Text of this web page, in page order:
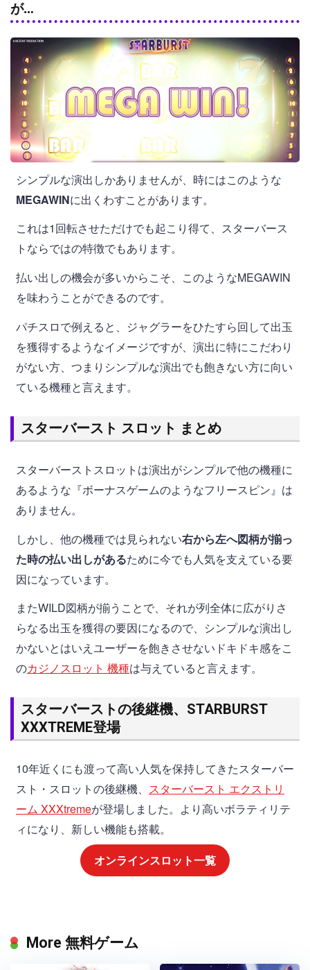
が…
シンプルな演出しかありませんが、時にはこのような
MEGAWINに出くわすことがあります。
これは1回転させただけでも起こり得て、スターバース
トならではの特徴でもあります。
払い出しの機会が多いからこそ、このようなMEGAWIN
を味わうことができるのです。
パチスロで例えると、ジャグラーをひたすら回して出玉
を獲得するようなイメージですが、演出に特にこだわり
がない方、つまりシンプルな演出でも飽きない方に向い
ている機種と言えます。
スターバースト スロット まとめ
スターバーストスロットは演出がシンプルで他の機種に
あるような『ボーナスゲームのようなフリースピン』は
ありません。
しかし、他の機種では見られない右から左へ図柄が揃っ
た時の払い出しがあるために今でも人気を支えている要
因になっています。
またWILD図柄が揃うことで、それが列全体に広がりさ
らなる出玉を獲得の要因になるので、シンプルな演出し
かないとはいえユーザーを飽きさせないドキドキ感をこ
のカジノスロット 機種は与えていると言えます。
スターバーストの後継機、STARBURST
XXXTREME登場
10年近くにも渡って高い人気を保持してきたスターバー
スト・スロットの後継機、 スターバースト エクストリ
ーム XXXtremeが登場しました。より高いボラティリテ
ィになり、新しい機能も搭載。
オンラインスロット一覧
More 無料ゲーム